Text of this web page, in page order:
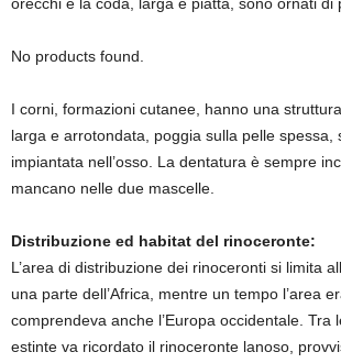
No products found.
I corni, formazioni cutanee, hanno una
larga e arrotondata, poggia sulla pelle spessa,
impiantata nell’osso. La dentatura è sempre
mancano nelle due mascelle.
Distribuzione ed habitat del rinoceronte:
L’area di distribuzione dei rinoceronti si limita
una parte dell’Africa, mentre un tempo l’area
comprendeva anche l’Europa occidentale. Tra
estinte va ricordato il rinoceronte lanoso,